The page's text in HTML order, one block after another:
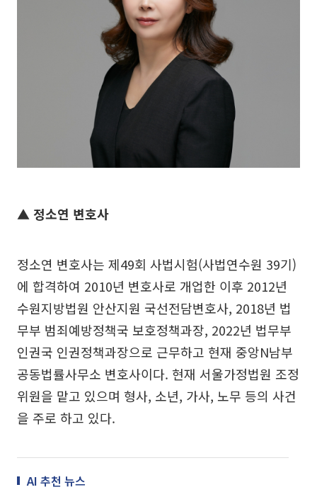
▲ 정소연 변호사
정소연 변호사는 제49회 사법시험(사법연수원 39기)
에 합격하여 2010년 변호사로 개업한 이후 2012년
수원지방법원 안산지원 국선전담변호사, 2018년 법
무부 범죄예방정책국 보호정책과장, 2022년 법무부
인권국 인권정책과장으로 근무하고 현재 중앙N남부
공동법률사무소 변호사이다. 현재 서울가정법원 조정
위원을 맡고 있으며 형사, 소년, 가사, 노무 등의 사건
을 주로 하고 있다.
AI 추천 뉴스